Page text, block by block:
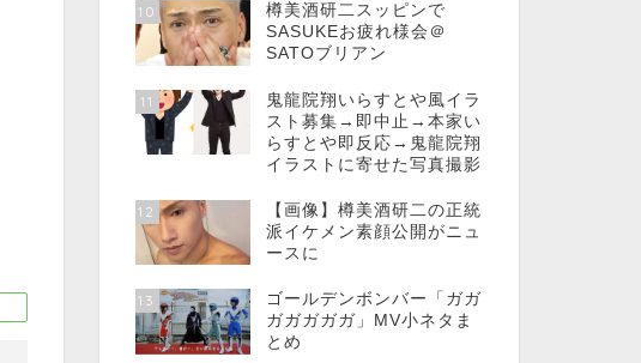
10
樽美酒研二スッピンで
SASUKEお疲れ様会＠
SATOブリアン
11
鬼龍院翔いらすとや風イラ
スト募集→即中止→本家い
らすとや即反応→鬼龍院翔
イラストに寄せた写真撮影
12
【画像】樽美酒研二の正統
派イケメン素顔公開がニュ
ースに
13
ゴールデンボンバー「ガガ
ガガガガガ」MV小ネタま
とめ